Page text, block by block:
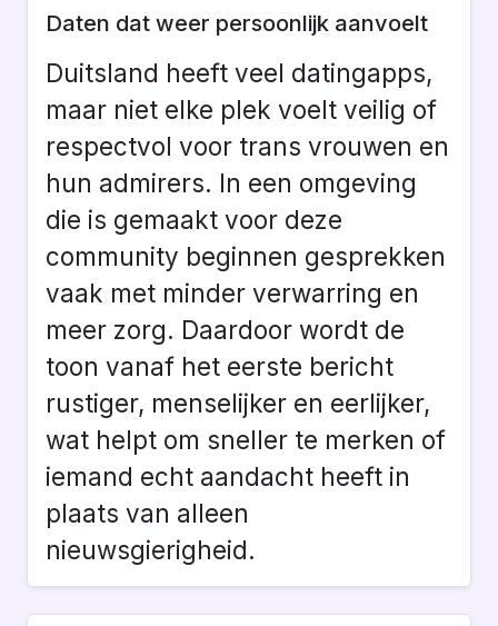
Daten dat weer persoonlijk aanvoelt
Duitsland heeft veel datingapps,
maar niet elke plek voelt veilig of
respectvol voor trans vrouwen en
hun admirers. In een omgeving
die is gemaakt voor deze
community beginnen gesprekken
vaak met minder verwarring en
meer zorg. Daardoor wordt de
toon vanaf het eerste bericht
rustiger, menselijker en eerlijker,
wat helpt om sneller te merken of
iemand echt aandacht heeft in
plaats van alleen
nieuwsgierigheid.